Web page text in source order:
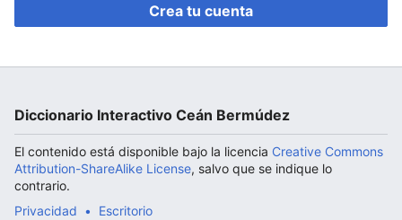
Abrir menú principal
Crea tu cuenta
Diccionario Interactivo Ceán Bermúdez
El contenido está disponible bajo la licencia Creative Commons
Attribution-ShareAlike License, salvo que se indique lo
contrario.
Privacidad
Escritorio